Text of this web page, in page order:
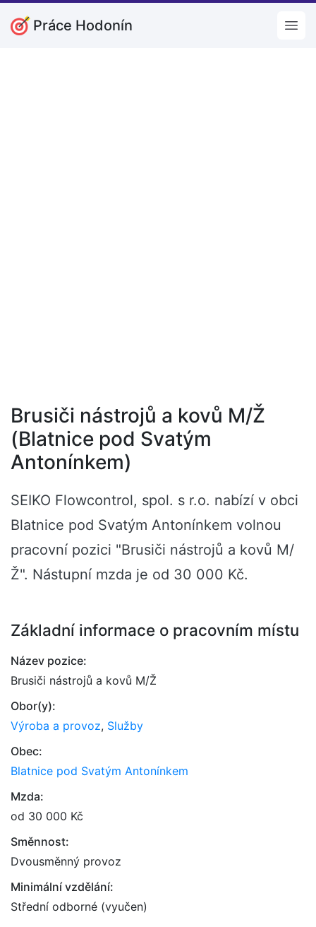
Práce Hodonín
Brusiči nástrojů a kovů M/Ž
(Blatnice pod Svatým
Antonínkem)
SEIKO Flowcontrol, spol. s r.o. nabízí v obci
Blatnice pod Svatým Antonínkem volnou
pracovní pozici "Brusiči nástrojů a kovů M/
Ž". Nástupní mzda je od 30 000 Kč.
Základní informace o pracovním místu
Název pozice:
Brusiči nástrojů a kovů M/Ž
Obor(y):
Výroba a provoz, Služby
Obec:
Blatnice pod Svatým Antonínkem
Mzda:
od 30 000 Kč
Směnnost:
Dvousměnný provoz
Minimální vzdělání:
Střední odborné (vyučen)